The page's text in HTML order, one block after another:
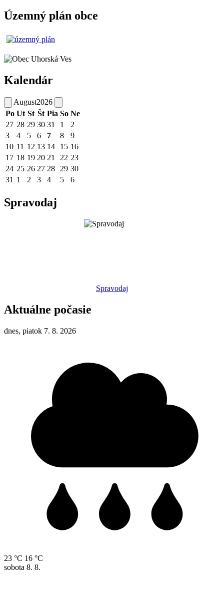
Územný plán obce
Kalendár
August2026
Po Ut St Št Pia So Ne
27 28 29 30 31 1
2
3
4 5 6 7 8
9
10 11 12 13 14 15 16
17 18 19 20 21 22 23
24 25 26 27 28 29 30
31 1 2 3 4 5 6
Spravodaj
Spravodaj
Aktuálne počasie
dnes, piatok 7. 8. 2026
23 °C 16 °C
sobota 8. 8.